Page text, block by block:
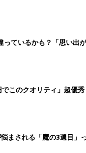
ているかも？「思い出
このクオリティ」超優
まされる「魔の3週目」